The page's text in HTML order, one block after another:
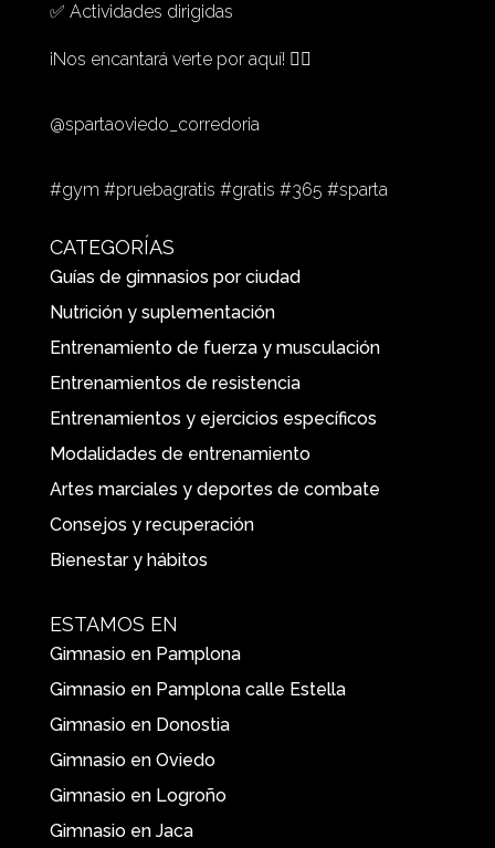
✅ Actividades dirigidas
¡Nos encantará verte por aquí! 🏋️‍♂️
@spartaoviedo_corredoria
#gym #pruebagratis #gratis #365 #sparta
CATEGORÍAS
Guías de gimnasios por ciudad
Nutrición y suplementación
Entrenamiento de fuerza y musculación
Entrenamientos de resistencia
Entrenamientos y ejercicios específicos
Modalidades de entrenamiento
Artes marciales y deportes de combate
Consejos y recuperación
Bienestar y hábitos
ESTAMOS EN
Gimnasio en Pamplona
Gimnasio en Pamplona calle Estella
Gimnasio en Donostia
Gimnasio en Oviedo
Gimnasio en Logroño
Gimnasio en Jaca